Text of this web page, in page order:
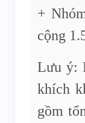
+
cộng
Lưu ý:
khích
gồm